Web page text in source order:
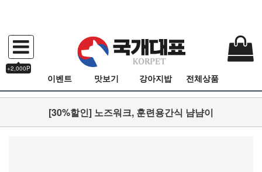
+2,000P
이벤트 맛보기 강아지밥 전체상품
[30%할인] 노즈워크, 훈련용간식 냠냠이